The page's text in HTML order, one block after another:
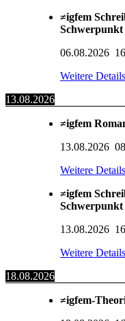
≠igfem
Schwerpunkt
06.08.2026
Weitere
13.08.2026
≠igfem
13.08.2026
Weitere
≠igfem
Schwerpunkt
13.08.2026
Weitere
18.08.2026
≠igfem-